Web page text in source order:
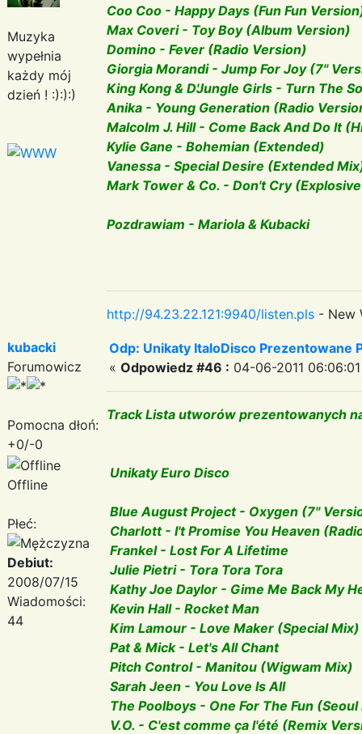
Muzyka
wypełnia
każdy mój
dzień ! :):):)
Coo Coo - Happy Days (Fun Fun
Max Coveri - Toy Boy (Album Version)
Domino - Fever (Radio Version)
Giorgia Morandi - Jump For Joy (7''
King Kong & D'Jungle Girls - Turn The
Anika - Young Generation (Radio
Malcolm J. Hill - Come Back And Do It
Kylie Gane - Bohemian (Extended)
Vanessa - Special Desire (Extended
Mark Tower & Co. - Don't Cry
Pozdrawiam - Mariola & Kubacki
http://94.23.22.121:9940/listen.pls - New
kubacki
Forumowicz
Pomocna dłoń:
+0/-0
Offline
Płeć:
Debiut:
2008/07/15
Wiadomości:
44
Odp: Unikaty ItaloDisco Prezentowane
« Odpowiedz #46 : 04-06-2011
Track Lista utworów prezentowanych
Unikaty Euro Disco
Blue August Project - Oxygen (7''
Charlott - I't Promise You Heaven
Frankel - Lost For A Lifetime
Julie Pietri - Tora Tora Tora
Kathy Joe Daylor - Gime Me Back My
Kevin Hall - Rocket Man
Kim Lamour - Love Maker (Special Mix)
Pat & Mick - Let's All Chant
Pitch Control - Manitou (Wigwam Mix)
Sarah Jeen - You Love Is All
The Poolboys - One For The Fun
V.O. - C'est comme ça l'été (Remix